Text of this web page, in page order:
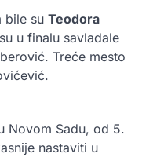
bile su Teodora
u finalu savladale
Treće mesto
Novom Sadu, od 5.
nastaviti u